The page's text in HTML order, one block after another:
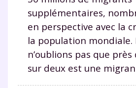
supplémentaires,
en perspective avec la
la population mondiale.
n’oublions pas que
sur deux est une